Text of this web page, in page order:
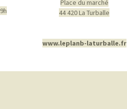
Place du marché
44 420 La Turballe
www.leplanb-laturballe.fr